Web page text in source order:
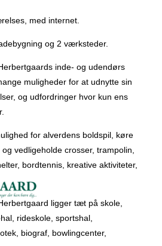
med internet.
og 2 værksteder.
inde- og udendørs
muligheder for at udnytte sin
og udfordringer hvor kun ens
for alverdens boldspil, køre
vedligeholde crosser, trampolin,
bordtennis, kreative aktiviteter,
ligger tæt på skole,
rideskole, sportshal,
biograf, bowlingcenter,